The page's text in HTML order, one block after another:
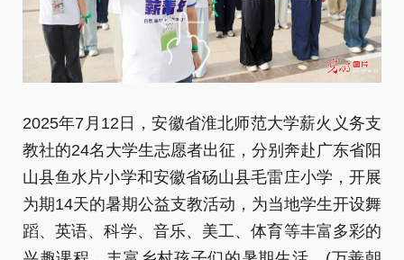
2025年7月12日，安徽省淮北师范大学薪火义务支
教社的24名大学生志愿者出征，分别奔赴广东省阳
山县鱼水片小学和安徽省砀山县毛雷庄小学，开展
为期14天的暑期公益支教活动，为当地学生开设舞
蹈、英语、科学、音乐、美工、体育等丰富多彩的